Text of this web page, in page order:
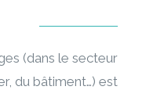
(dans le secteur
du bâtiment…) est